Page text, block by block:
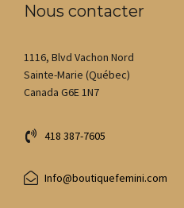
Nous contacter
1116, Blvd Vachon Nord
Sainte-Marie (Québec)
Canada G6E 1N7
418 387-7605
Info@boutiquefemini.com